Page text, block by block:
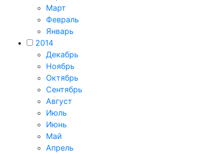
Март
Февраль
Январь
2014
Декабрь
Ноябрь
Октябрь
Сентябрь
Август
Июль
Июнь
Май
Апрель